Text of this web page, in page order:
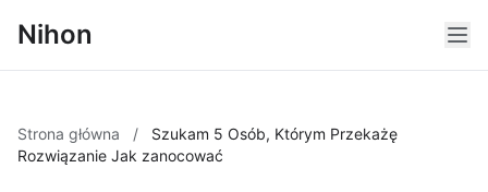
Nihon
Strona główna /
Szukam 5 Osób, Którym Przekażę
Rozwiązanie Jak zanocować